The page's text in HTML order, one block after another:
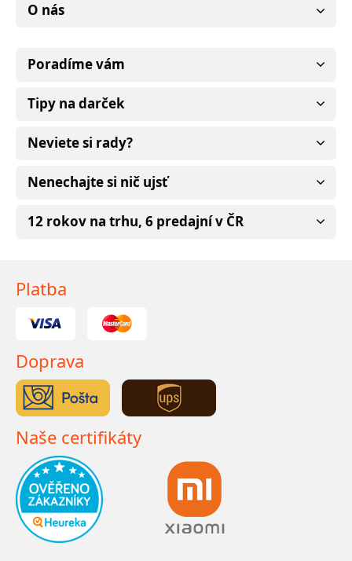
O nás
Poradíme vám
Tipy na darček
Neviete si rady?
Nenechajte si nič ujsť
12 rokov na trhu, 6 predajní v ČR
Platba
Doprava
Naše certifikáty